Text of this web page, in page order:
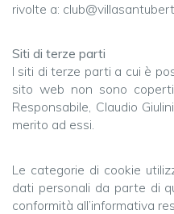
rivolte a:
Siti di terze parti
I siti di terze parti a cui è
sito web non sono
Responsabile, Claudio
merito ad essi.
Le categorie di cookie
dati personali da parte di
conformità all’informativa